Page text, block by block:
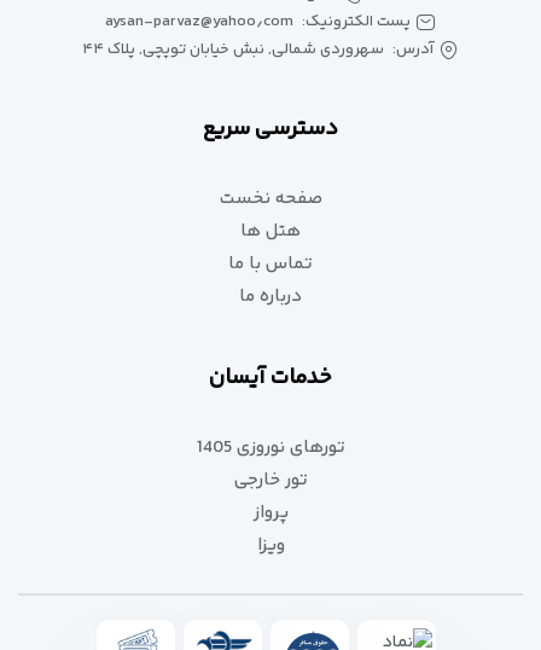
پست الکترونیک: aysan-parvaz@yahoo٫com
آدرس: سهروردی شمالی, نبش خیابان توپچی, پلاک ۴۴
دسترسی سریع
صفحه نخست
هتل ها
تماس با ما
درباره ما
خدمات آیسان
تورهای نوروزی 1405
تور خارجی
پرواز
ویزا